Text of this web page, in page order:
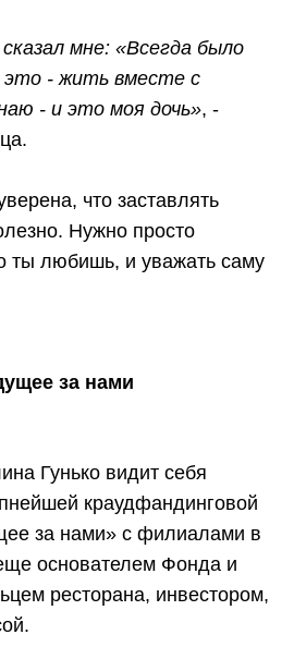
мне: «Всегда было
это - жить вместе с
- и это моя дочь», -
что заставлять
Нужно просто
ты любишь, и уважать саму
за нами
Гунько видит себя
краудфандинговой
за нами» с филиалами в
основателем Фонда и
ресторана, инвестором,